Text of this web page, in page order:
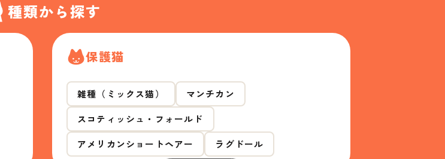
種類から探す
保護猫
雑種（ミックス猫）
マンチカン
スコティッシュ・フォールド
アメリカンショートヘアー
ラグドール